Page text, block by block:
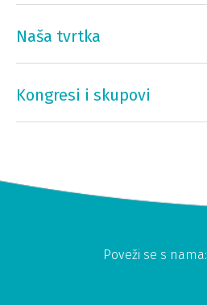
Naša tvrtka
Kongresi i skupovi
Poveži se s nama: